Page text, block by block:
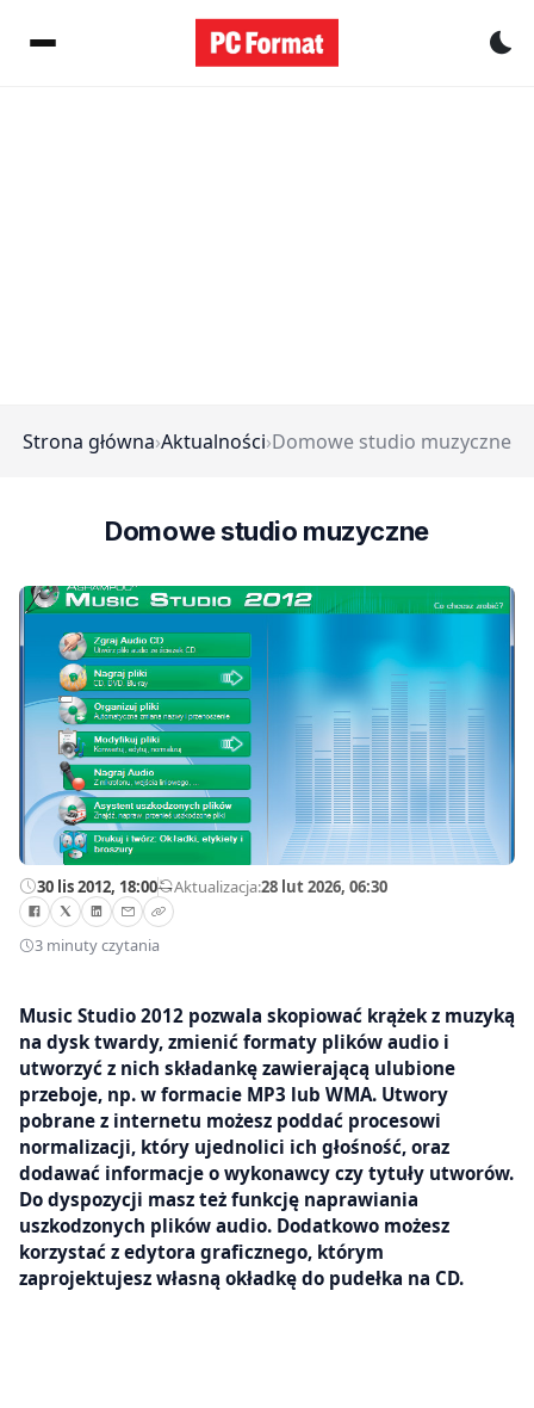
Strona główna›Aktualności›Domowe studio muzyczne
Domowe studio muzyczne
30 lis 2012, 18:00—Aktualizacja:28 lut 2026, 06:30
3 minuty czytania
Music Studio 2012 pozwala skopiować krążek z muzyką
na dysk twardy, zmienić formaty plików audio i
utworzyć z nich składankę zawierającą ulubione
przeboje, np. w formacie MP3 lub WMA. Utwory
pobrane z internetu możesz poddać procesowi
normalizacji, który ujednolici ich głośność, oraz
dodawać informacje o wykonawcy czy tytuły utworów.
Do dyspozycji masz też funkcję naprawiania
uszkodzonych plików audio. Dodatkowo możesz
korzystać z edytora graficznego, którym
zaprojektujesz własną okładkę do pudełka na CD.